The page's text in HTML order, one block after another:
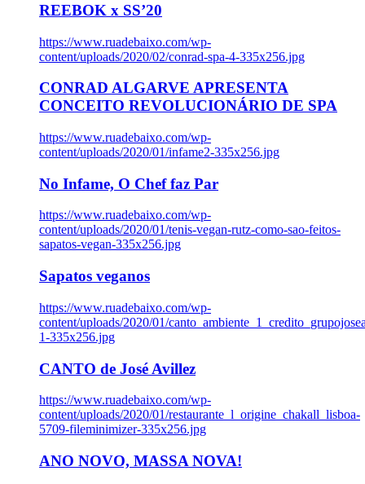
REEBOK x SS’20
https://www.ruadebaixo.com/wp-
content/uploads/2020/02/conrad-spa-4-335x256.jpg
CONRAD ALGARVE APRESENTA
CONCEITO REVOLUCIONÁRIO DE SPA
https://www.ruadebaixo.com/wp-
content/uploads/2020/01/infame2-335x256.jpg
No Infame, O Chef faz Par
https://www.ruadebaixo.com/wp-
content/uploads/2020/01/tenis-vegan-rutz-como-sao-feitos-
sapatos-vegan-335x256.jpg
Sapatos veganos
https://www.ruadebaixo.com/wp-
content/uploads/2020/01/
1-335x256.jpg
CANTO de José Avillez
https://www.ruadebaixo.com/wp-
content/uploads/2020/01/restaurante_l_origine_chakall_lisboa-
5709-fileminimizer-335x256.jpg
ANO NOVO, MASSA NOVA!